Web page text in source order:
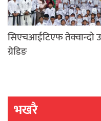
सिएचआईटिएफ तेक्वान्दो
ग्रेडिङ
भखरै